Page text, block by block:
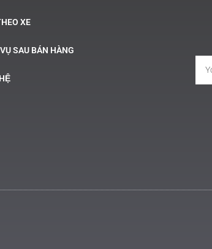
XE
SAU BÁN HÀNG